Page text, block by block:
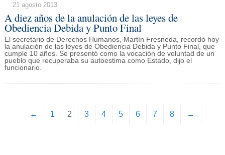
21 agosto 2013
A diez años de la anulación de las leyes de
Obediencia Debida y Punto Final
El secretario de Derechos Humanos, Martín Fresneda, recordó hoy
la anulación de las leyes de Obediencia Debida y Punto Final, que
cumple 10 años. Se presentó como la vocación de voluntad de un
pueblo que recuperaba su autoestima como Estado, dijo el
funcionario.
← 1 2 3 4 5 6 7 8 →